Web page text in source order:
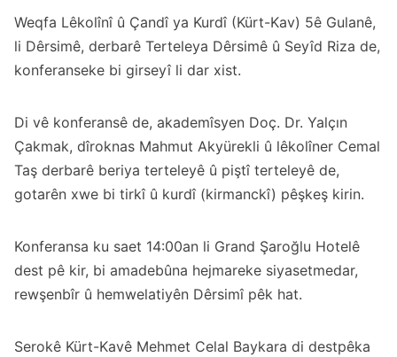
Weqfa Lêkolînî û Çandî ya Kurdî (Kürt-Kav) 5ê Gulanê,
li Dêrsimê, derbarê Terteleya Dêrsimê û Seyîd Riza de,
konferanseke bi girseyî li dar xist.
Di vê konferansê de, akademîsyen Doç. Dr. Yalçın
Çakmak, dîroknas Mahmut Akyürekli û lêkolîner Cemal
Taş derbarê beriya terteleyê û piştî terteleyê de,
gotarên xwe bi tirkî û kurdî (kirmanckî) pêşkeş kirin.
Konferansa ku saet 14:00an li Grand Şaroğlu Hotelê
dest pê kir, bi amadebûna hejmareke siyasetmedar,
rewşenbîr û hemwelatiyên Dêrsimî pêk hat.
Serokê Kürt-Kavê Mehmet Celal Baykara di destpêka